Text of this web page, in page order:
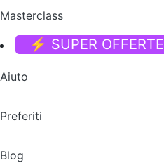
Masterclass
⚡ SUPER OFFERTE
Aiuto
Preferiti
Blog